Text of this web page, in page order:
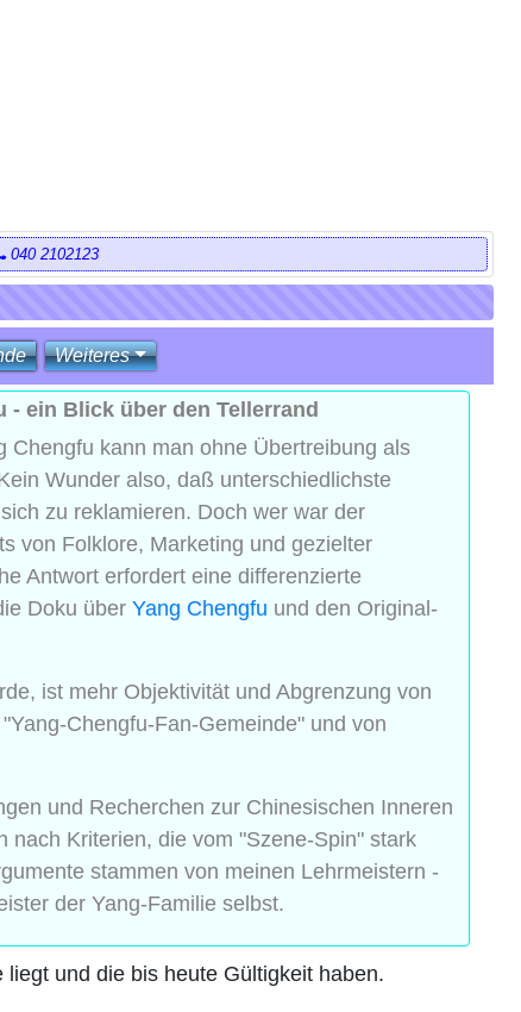
040 2102123
Weiteres
- ein Blick über den Tellerrand
Chengfu kann man ohne Übertreibung als
Wunder also, daß unterschiedlichste
zu reklamieren. Doch wer war der
von Folklore, Marketing und gezielter
Antwort erfordert eine differenzierte
Doku über Yang Chengfu und den Original-
ist mehr Objektivität und Abgrenzung von
Chengfu-Fan-Gemeinde" und von
und Recherchen zur Chinesischen Inneren
nach Kriterien, die vom "Szene-Spin" stark
stammen von meinen Lehrmeistern -
der Yang-Familie selbst.
und die bis heute Gültigkeit haben.